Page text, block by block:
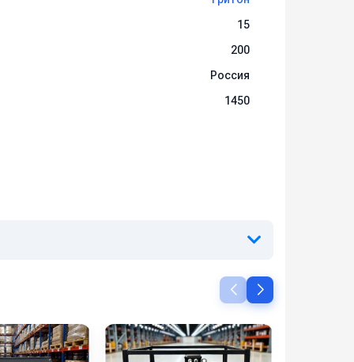
15
200
Россия
1450